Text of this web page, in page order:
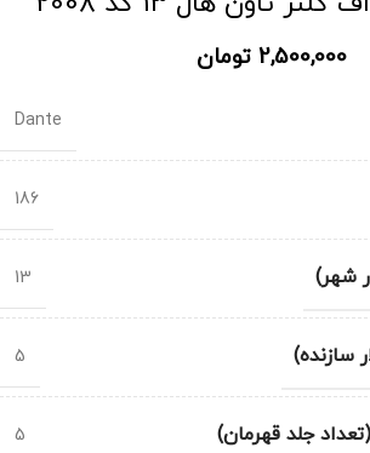
2,500,000 تومان
Dante
186
شهر) 13
سازنده) 5
جلد قهرمان) 5